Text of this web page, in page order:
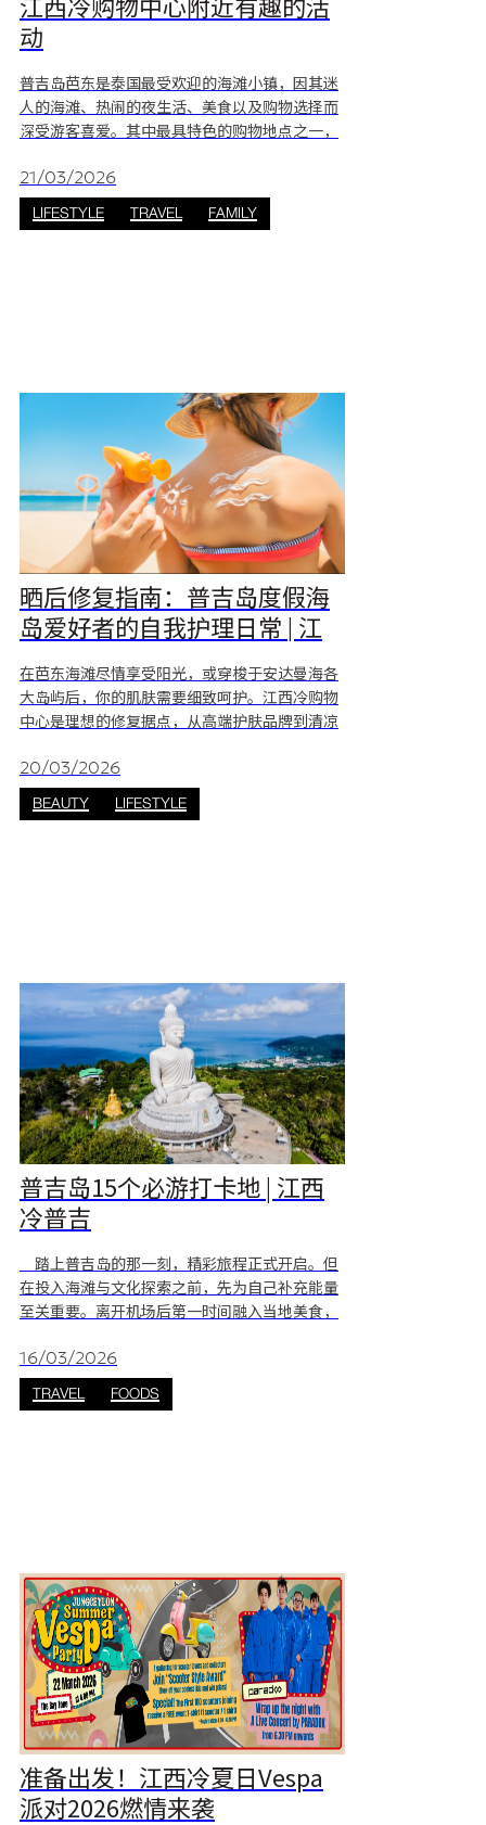
动
普吉岛芭东是泰国最受欢迎的海滩小镇，因其迷
人的海滩、热闹的夜生活、美食以及购物选择而
深受游客喜爱。其中最具特色的购物地点之一，
像是江西冷购物中心。 在像芭东这样充满活力的
海滩城市安排行程，常常令人感到选择困难。为
了让你不错过任何精彩，我们特别整理出10 个在
21/03/2026
LIFESTYLE TRAVEL FAMILY
晒后修复指南：普吉岛度假海
岛爱好者的自我护理日常 | 江
西冷购物中心
在芭东海滩尽情享受阳光，或穿梭于安达曼海各
大岛屿后，你的肌肤需要细致呵护。江西冷购物
中心是理想的修复据点，从高端护肤品牌到清凉
色。 为什么在普吉度假后肌肤需要修复 1. 温和清
洁 从清除盐分、氯以及汗水开始你的修复步骤。
避免使用刺激性去角质产品，以免加重晒后敏
20/03/2026
BEAUTY LIFESTYLE
普吉岛15个必游打卡地 | 江西
冷普吉
踏上普吉岛的那一刻，精彩旅程正式开启。但
在投入海滩与文化探索之前，先为自己补充能量
至关重要。离开机场后第一时间融入当地美食，
式。一顿精彩的第一餐，将唤醒你的感官，也为
整趟旅程定下完美基调。 1. 超级点心（SUPER
DIM SUM） 距离机场仅约3公里，Super Dim
16/03/2026
TRAVEL FOODS
准备出发！江西冷夏日Vespa
派对2026燃情来袭